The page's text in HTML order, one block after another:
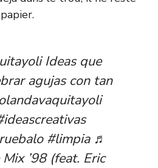
Ideas que
agujas con tan
#limpia ♬
’98 (feat. Eric